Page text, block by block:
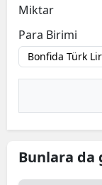
Miktar
Para Birimi
Bunlara da